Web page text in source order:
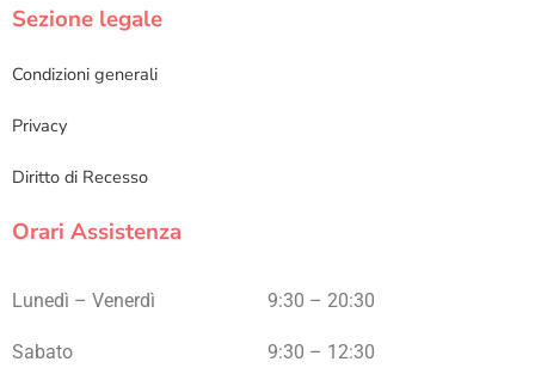
Sezione legale
Condizioni generali
Privacy
Diritto di Recesso
Orari Assistenza
Lunedì – Venerdì 9:30 – 20:30
Sabato 9:30 – 12:30